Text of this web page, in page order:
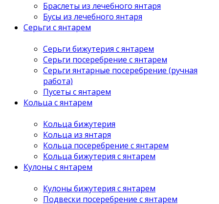
Браслеты из лечебного янтаря
Бусы из лечебного янтаря
Серьги с янтарем
Серьги бижутерия с янтарем
Серьги посеребрение с янтарем
Серьги янтарные посеребрение (ручная
работа)
Пусеты с янтарем
Кольца с янтарем
Кольца бижутерия
Кольца из янтаря
Кольца посеребрение с янтарем
Кольца бижутерия с янтарем
Кулоны с янтарем
Кулоны бижутерия с янтарем
Подвески посеребрение с янтарем